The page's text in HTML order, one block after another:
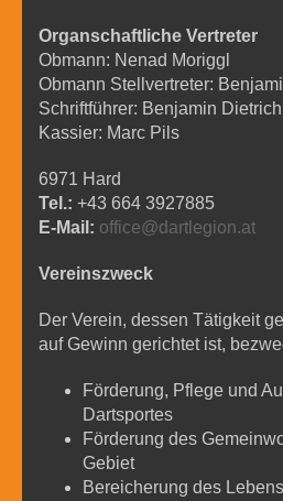
Organschaftliche Vertreter
Obmann: Nenad Moriggl
Obmann Stellvertreter:
Schriftführer: Benjamin Dietrich
Kassier: Marc Pils
6971 Hard
Tel.: +43 664 3927885
E-Mail: office@dartlegion.at
Vereinszweck
Der Verein, dessen Tätigkeit
auf Gewinn gerichtet ist,
Förderung, Pflege und
Dartsportes
Förderung des
Gebiet
Bereicherung des